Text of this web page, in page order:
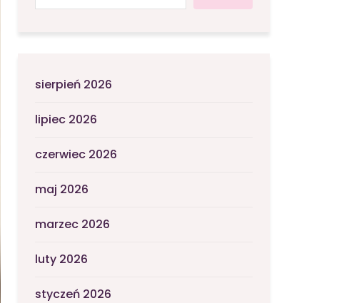
sierpień 2026
lipiec 2026
czerwiec 2026
maj 2026
marzec 2026
luty 2026
styczeń 2026